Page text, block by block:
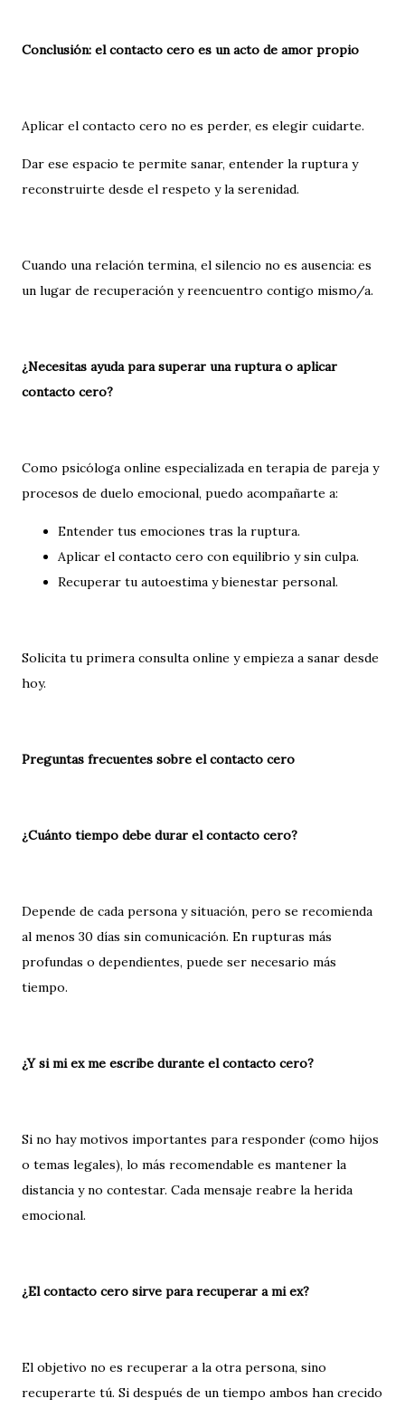
Conclusión: el contacto cero es un acto de amor propio
Aplicar el contacto cero no es perder, es elegir cuidarte.
Dar ese espacio te permite sanar, entender la ruptura y
reconstruirte desde el respeto y la serenidad.
Cuando una relación termina, el silencio no es ausencia: es
un lugar de recuperación y reencuentro contigo mismo/a.
¿Necesitas ayuda para superar una ruptura o aplicar
contacto cero?
Como psicóloga online especializada en terapia de pareja y
procesos de duelo emocional, puedo acompañarte a:
Entender tus emociones tras la ruptura.
Aplicar el contacto cero con equilibrio y sin culpa.
Recuperar tu autoestima y bienestar personal.
Solicita tu primera consulta online y empieza a sanar desde
hoy.
Preguntas frecuentes sobre el contacto cero
¿Cuánto tiempo debe durar el contacto cero?
Depende de cada persona y situación, pero se recomienda
al menos 30 días sin comunicación. En rupturas más
profundas o dependientes, puede ser necesario más
tiempo.
¿Y si mi ex me escribe durante el contacto cero?
Si no hay motivos importantes para responder (como hijos
o temas legales), lo más recomendable es mantener la
distancia y no contestar. Cada mensaje reabre la herida
emocional.
¿El contacto cero sirve para recuperar a mi ex?
El objetivo no es recuperar a la otra persona, sino
recuperarte tú. Si después de un tiempo ambos han crecido